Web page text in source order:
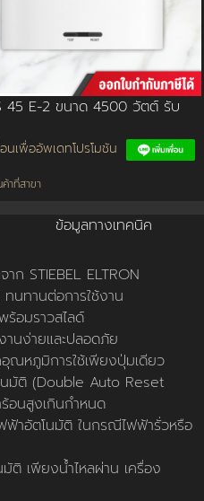
45 E-2 ขนาด 4500 วัตต์ รับ
นเพื่ออัพเดทโปรโมชัน
าที่สาขา
ข้อมูลทางเทคนิค